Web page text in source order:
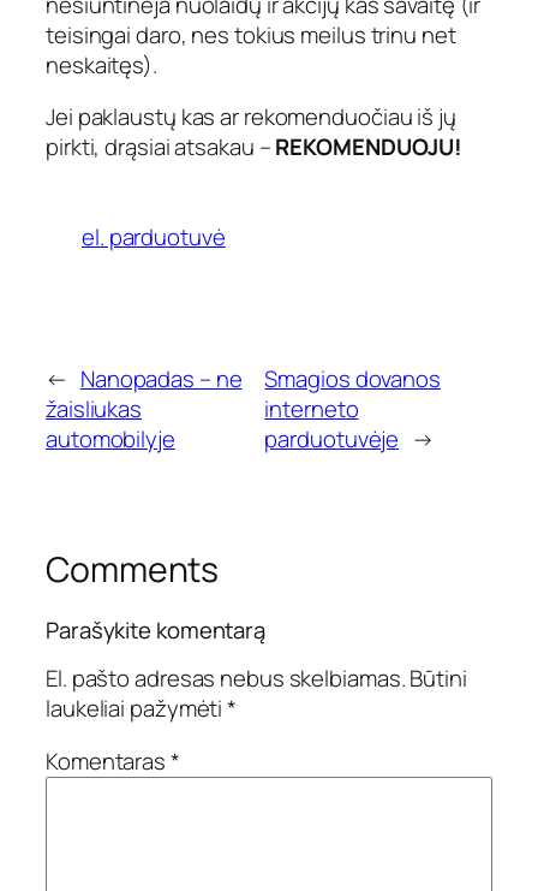
teisingai daro, nes tokius meilus trinu net
neskaitęs).
Jei paklaustų kas ar rekomenduočiau iš jų
pirkti, drąsiai atsakau –REKOMENDUOJU!
el. parduotuvė
← Nanopadas – ne
žaisliukas
automobilyje
Smagios dovanos
interneto
parduotuvėje →
Comments
Parašykite komentarą
El. pašto adresas nebus skelbiamas.Būtini
laukeliai pažymėti*
Komentaras*